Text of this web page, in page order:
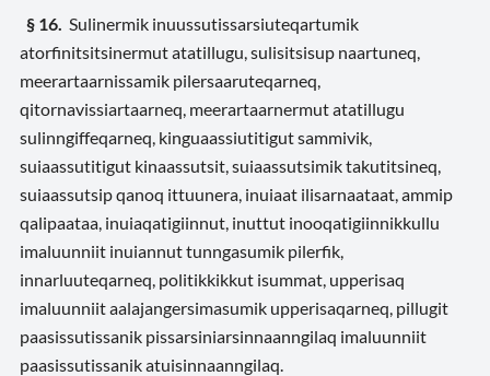
§ 16. Sulinermik inuussutissarsiuteqartumik
atorfinitsitsinermut atatillugu, sulisitsisup naartuneq,
meerartaarnissamik pilersaaruteqarneq,
qitornavissiartaarneq, meerartaarnermut atatillugu
sulinngiffeqarneq, kinguaassiutitigut sammivik,
suiaassutitigut kinaassutsit, suiaassutsimik takutitsineq,
suiaassutsip qanoq ittuunera, inuiaat ilisarnaataat, ammip
qalipaataa, inuiaqatigiinnut, inuttut inooqatigiinnikkullu
imaluunniit inuiannut tunngasumik pilerfik,
innarluuteqarneq, politikkikkut isummat, upperisaq
imaluunniit aalajangersimasumik upperisaqarneq, pillugit
paasissutissanik pissarsiniarsinnaanngilaq imaluunniit
paasissutissanik atuisinnaanngilaq.